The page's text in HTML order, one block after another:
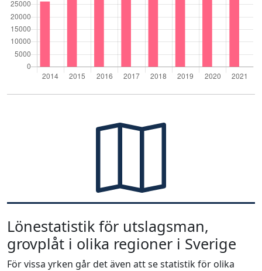
Lönestatistik för utslagsman,
grovplåt i olika regioner i Sverige
För vissa yrken går det även att se statistik för olika